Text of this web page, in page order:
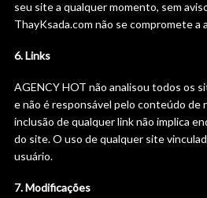
seu site a qualquer momento, sem
ThayKsada.com não se compromete a
6. Links
AGENCY HOT não analisou todos os
e não é responsável pelo conteúdo de
inclusão de qualquer link não implica
do site. O uso de qualquer site
usuário.
7. Modificações